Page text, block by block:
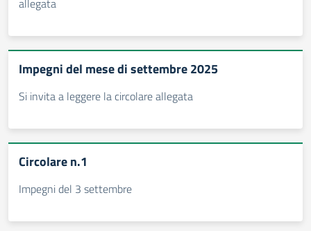
allegata
Impegni del mese di settembre 2025
Si invita a leggere la circolare allegata
Circolare n.1
Impegni del 3 settembre